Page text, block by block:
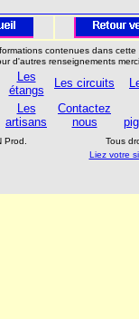
contenues dans
d'autres renseignements
Les
étangs
Les circuits
Les
artisans
Contactez
nous
Tous
Liez votre